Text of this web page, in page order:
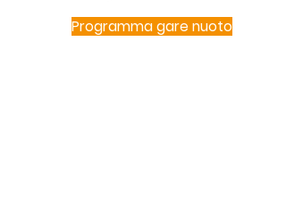
Programma gare nuoto